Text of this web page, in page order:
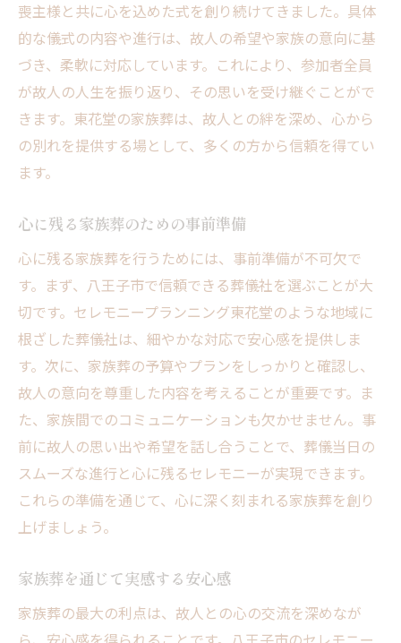
心から安心できる八王子市での家族葬の実施例
と注意点
八王子市での家族葬成功事例紹介
セレモニープランニング東花堂が提案する
安心のポイント
家族葬をスムーズに進めるための事前準備
故人を送る際の八王子市での家族葬の流れ
心から満足できる家族葬のための最良の選
択
喪主様と共に心を込めた式を創り続けてきました。具体
的な儀式の内容や進行は、故人の希望や家族の意向に基
づき、柔軟に対応しています。これにより、参加者全員
が故人の人生を振り返り、その思いを受け継ぐことがで
きます。東花堂の家族葬は、故人との絆を深め、心から
の別れを提供する場として、多くの方から信頼を得てい
ます。
心に残る家族葬のための事前準備
心に残る家族葬を行うためには、事前準備が不可欠で
す。まず、八王子市で信頼できる葬儀社を選ぶことが大
切です。セレモニープランニング東花堂のような地域に
根ざした葬儀社は、細やかな対応で安心感を提供しま
す。次に、家族葬の予算やプランをしっかりと確認し、
故人の意向を尊重した内容を考えることが重要です。ま
た、家族間でのコミュニケーションも欠かせません。事
前に故人の思い出や希望を話し合うことで、葬儀当日の
スムーズな進行と心に残るセレモニーが実現できます。
これらの準備を通じて、心に深く刻まれる家族葬を創り
上げましょう。
家族葬を通じて実感する安心感
家族葬の最大の利点は、故人との心の交流を深めなが